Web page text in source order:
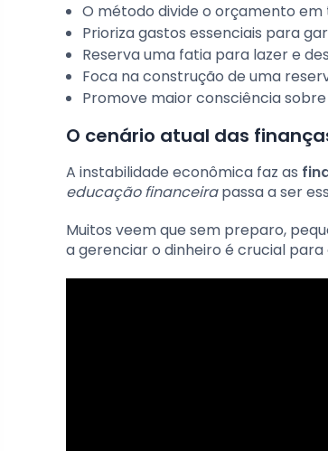
O método divide o orçamento
Prioriza gastos essenciais para
Reserva uma fatia para lazer e
Foca na construção de uma
Promove maior consciência
O cenário atual das
A instabilidade econômica faz as
educação financeirapassa a ser
Muitos veem que sem preparo,
a gerenciar o dinheiro é crucial